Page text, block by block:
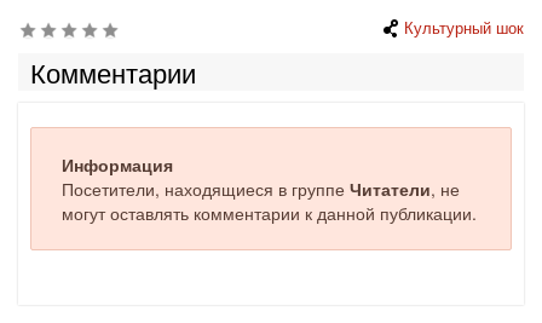
Культурный шок
Комментарии
Информация
Посетители, находящиеся в группе Читатели, не
могут оставлять комментарии к данной публикации.